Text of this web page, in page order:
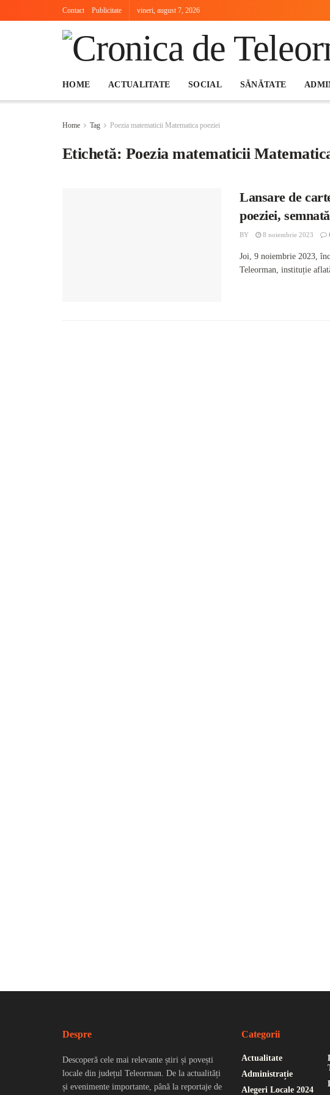
Contact Publicitate vineri, august 7, 2026
HOME ACTUALITATE SOCIAL SĂNĂTATE
Home Tag Poezia matematicii Matematica poeziei
Etichetă: Poezia matematicii
Lansare de
poeziei,
BY 8 noiembrie 2023
Joi, 9 noiembrie 2023,
Teleorman, instituție
Despre
Descoperă cele mai relevante știri și povești
locale din județul Teleorman. De la actualități
și evenimente importante, până la reportaje de
Categorii
Actualitate
Administrație
Alegeri Locale 2024